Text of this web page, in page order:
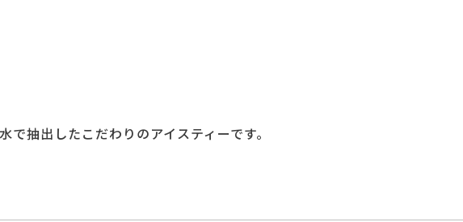
抽出したこだわりのアイスティーです。